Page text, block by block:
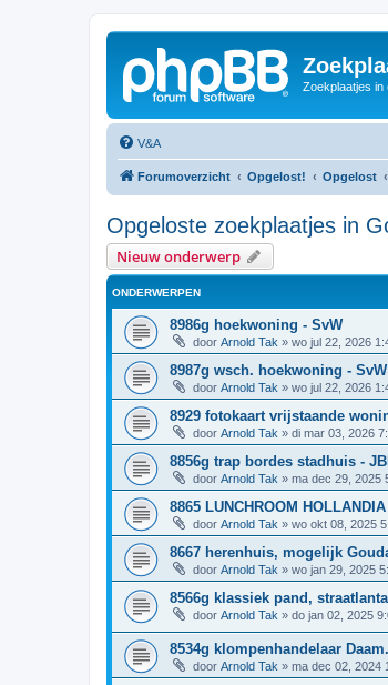
Zoekplaatjes in
V&A
Forumoverzicht Opgelost! Opgelost
Opgeloste zoekplaatjes in
Nieuw onderwerp
ONDERWERPEN
8986g hoekwoning - SvW
door Arnold Tak » wo jul 22, 2026
8987g wsch. hoekwoning - SvW
door Arnold Tak » wo jul 22, 2026
8929 fotokaart vrijstaande
door Arnold Tak » di mar 03, 2026
8856g trap bordes stadhuis -
door Arnold Tak » ma dec 29, 2025
8865 LUNCHROOM HOLLANDIA
door Arnold Tak » wo okt 08, 2025
8667 herenhuis, mogelijk
door Arnold Tak » wo jan 29, 2025
8566g klassiek pand,
door Arnold Tak » do jan 02, 2025
8534g klompenhandelaar
door Arnold Tak » ma dec 02, 2024